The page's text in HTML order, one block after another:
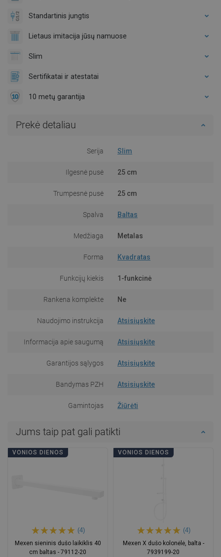
Standartinis jungtis
Lietaus imitacija jūsų namuose
Slim
Sertifikatai ir atestatai
10 metų garantija
Prekė detaliau
Serija Slim
Ilgesnė pusė 25 cm
Trumpesnė pusė 25 cm
Spalva Baltas
Medžiaga Metalas
Forma Kvadratas
Funkcijų kiekis 1-funkcinė
Rankena komplekte Ne
Naudojimo instrukcija Atsisiųskite
Informacija apie saugumą Atsisiųskite
Garantijos sąlygos Atsisiųskite
Bandymas PZH Atsisiųskite
Gamintojas Žiūrėti
Jums taip pat gali patikti
VONIOS DIENOS
(4)
Mexen sieninis dušo laikiklis 40
cm baltas - 79112-20
VONIOS DIENOS
(4)
Mexen X dušo kolonėlė, balta -
7939199-20